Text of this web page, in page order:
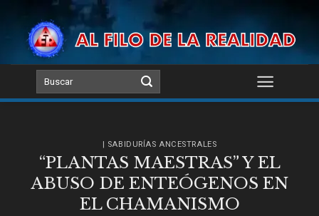
content
| SABIDURÍAS ANCESTRALES
“PLANTAS MAESTRAS” Y EL
ABUSO DE ENTEÓGENOS EN
EL CHAMANISMO